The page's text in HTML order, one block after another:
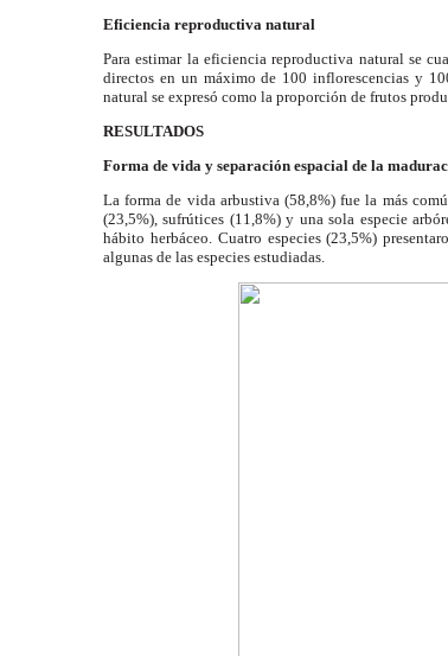
Eficiencia reproductiva natural
Para estimar la eficiencia reproductiva natural se
directos en un máximo de 100 inflorescencias y
natural se expresó como la proporción de frutos
RESULTADOS
Forma de vida y separación espacial de la
La forma de vida arbustiva (58,8%) fue la más
(23,5%), sufrútices (11,8%) y una sola especie
hábito herbáceo. Cuatro especies (23,5%)
algunas de las especies estudiadas.